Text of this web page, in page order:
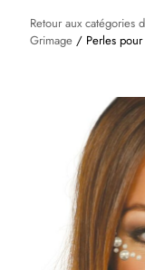
Retour aux catégories
Grimage / Perles pour